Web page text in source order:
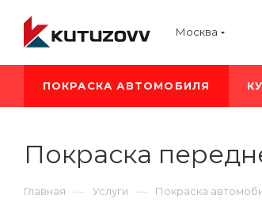
Москва
ПОКРАСКА АВТОМОБИЛЯ
Покраска
Главная — Услуги — Покраска